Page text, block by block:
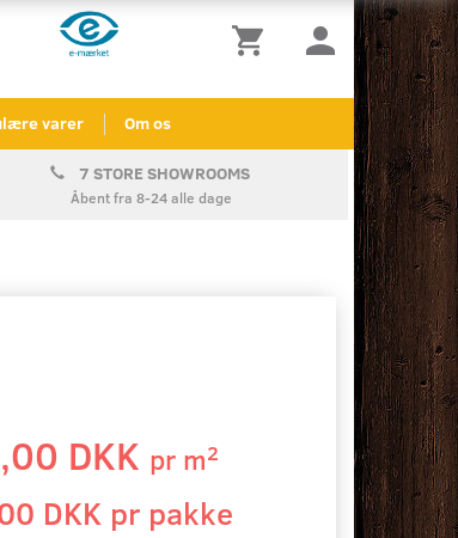
varer Om os
7 STORE SHOWROOMS
Åbent fra 8-24 alle dage
DKK pr m2
DKK pr pakke